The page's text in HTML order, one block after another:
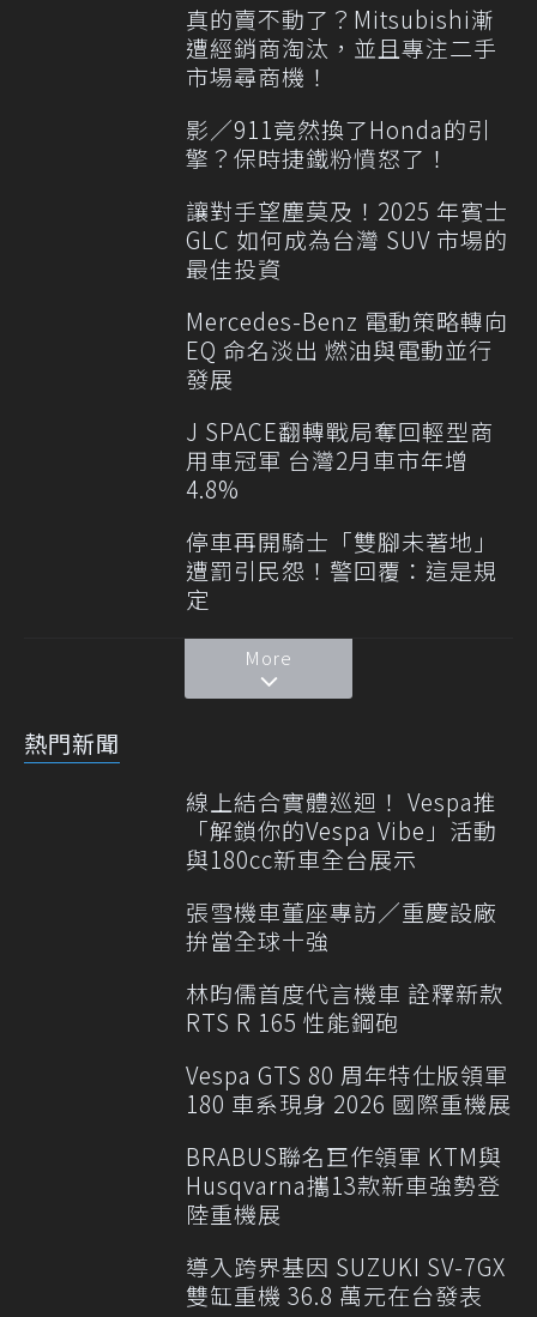
真的賣不動了？Mitsubishi漸
遭經銷商淘汰，並且專注二手
市場尋商機！
影／911竟然換了Honda的引
擎？保時捷鐵粉憤怒了！
讓對手望塵莫及！2025 年賓士
GLC 如何成為台灣 SUV 市場的
最佳投資
Mercedes-Benz 電動策略轉向
EQ 命名淡出 燃油與電動並行
發展
J SPACE翻轉戰局奪回輕型商
用車冠軍 台灣2月車市年增
4.8%
停車再開騎士「雙腳未著地」
遭罰引民怨！警回覆：這是規
定
More
熱門新聞
線上結合實體巡迴！ Vespa推
「解鎖你的Vespa Vibe」活動
與180cc新車全台展示
張雪機車董座專訪／重慶設廠
拚當全球十強
林昀儒首度代言機車 詮釋新款
RTS R 165 性能鋼砲
Vespa GTS 80 周年特仕版領軍
180 車系現身 2026 國際重機展
BRABUS聯名巨作領軍 KTM與
Husqvarna攜13款新車強勢登
陸重機展
導入跨界基因 SUZUKI SV-7GX
雙缸重機 36.8 萬元在台發表